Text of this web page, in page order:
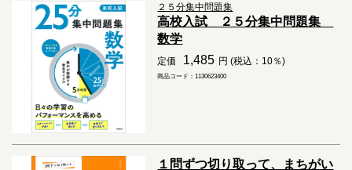
２５分集中問題集
高校入試 ２５分集中問題集
数学
定価 1,485 円 (税込：10％)
商品コード：1130623400
１問ずつ切り取って、まちがい